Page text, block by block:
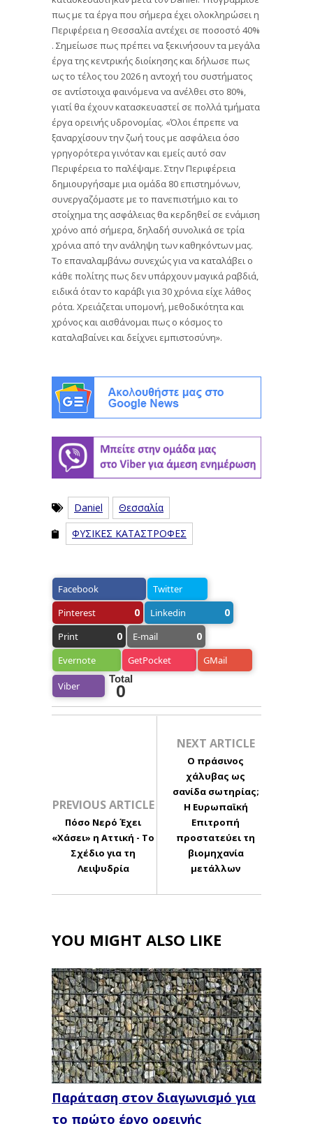
πως με τα έργα που σήμερα έχει ολοκληρώσει η
Περιφέρεια η Θεσσαλία αντέχει σε ποσοστό 40%
. Σημείωσε πως πρέπει να ξεκινήσουν τα μεγάλα
έργα της κεντρικής διοίκησης και δήλωσε πως
ως το τέλος του 2026 η αντοχή του συστήματος
σε αντίστοιχα φαινόμενα να ανέλθει στο 80%,
γιατί θα έχουν κατασκευαστεί σε πολλά τμήματα
έργα ορεινής υδρονομίας. «Όλοι έπρεπε να
ξαναρχίσουν την ζωή τους με ασφάλεια όσο
γρηγορότερα γινόταν και εμείς αυτό σαν
Περιφέρεια το παλέψαμε. Στην Περιφέρεια
δημιουργήσαμε μια ομάδα 80 επιστημόνων,
συνεργαζόμαστε με το πανεπιστήμιο και το
στοίχημα της ασφάλειας θα κερδηθεί σε ενάμιση
χρόνο από σήμερα, δηλαδή συνολικά σε τρία
χρόνια από την ανάληψη των καθηκόντων μας. ​
Το επαναλαμβάνω συνεχώς για να καταλάβει ο
κάθε πολίτης πως δεν υπάρχουν μαγικά ραβδιά,
ειδικά όταν το καράβι για 30 χρόνια είχε λάθος
ρότα. Χρειάζεται υπομονή, μεθοδικότητα και
χρόνος και αισθάνομαι πως ο κόσμος το
καταλαβαίνει και δείχνει εμπιστοσύνη».
Daniel
Θεσσαλία
ΦΥΣΙΚΕΣ ΚΑΤΑΣΤΡΟΦΕΣ
Facebook
Twitter
Pinterest
0 Linkedin 0
Print 0 E-mail 0
Evernote GetPocket GMail
Viber
Total
0
PREVIOUS ARTICLE
Πόσο Νερό Έχει
«Χάσει» η Αττική - Το
Σχέδιο για τη
Λειψυδρία
NEXT ARTICLE
Ο πράσινος
χάλυβας ως
σανίδα σωτηρίας;
Η Ευρωπαϊκή
Επιτροπή
προστατεύει τη
βιομηχανία
μετάλλων
YOU MIGHT ALSO LIKE
Παράταση στον διαγωνισμό για
το πρώτο έργο ορεινής